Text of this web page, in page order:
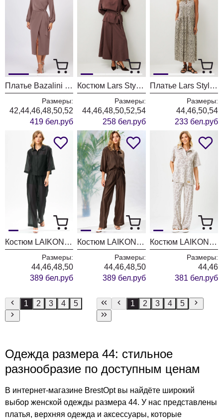
Платье Bazalini 5095 беж
Размеры:
42,44,46,48,50,52
419 бел.руб
Костюм Lars Style 1253 оттенки шоколада
Размеры:
44,46,48,50,52,54
258 бел.руб
Платье Lars Style 1233-1 жемчужный+черный
Размеры:
44,46,50,54
233 бел.руб
Костюм LAIKONY L-692 черный
Размеры:
44,46,48,50
389 бел.руб
Костюм LAIKONY L-692 шоколад
Размеры:
44,46,48,50
389 бел.руб
Костюм LAIKONY L-533 леопард
Размеры:
44,46
381 бел.руб
1 2 3 4 5 1 2 3 4 5
Одежда размера 44: стильное
разнообразие по доступным ценам
В интернет-магазине BrestOpt вы найдёте широкий
выбор женской одежды размера 44. У нас представлены
платья, верхняя одежда и аксессуары, которые